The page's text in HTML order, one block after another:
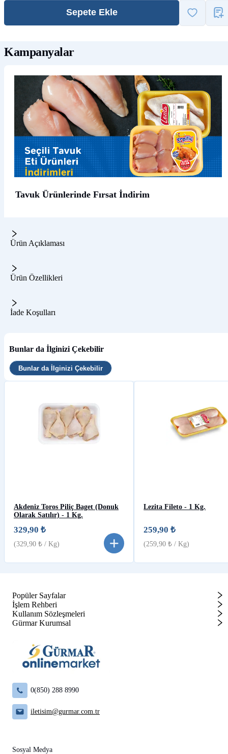
Sepete Ekle
Kampanyalar
Tavuk Ürünlerinde Fırsat İndirim
Ürün Açıklaması
Ürün Özellikleri
İade Koşulları
Bunlar da İlginizi Çekebilir
Bunlar da İlginizi Çekebilir
Akdeniz Toros Piliç Baget (Donuk
Olarak Satılır) - 1 Kg.
329,90 ₺
(329,90 ₺ / Kg)
Lezita Fileto - 1 Kg.
259,90 ₺
(259,90 ₺ / Kg)
Popüler Sayfalar
İşlem Rehberi
Kullanım Sözleşmeleri
Gürmar Kurumsal
0(850) 288 8990
iletisim@gurmar.com.tr
Sosyal Medya